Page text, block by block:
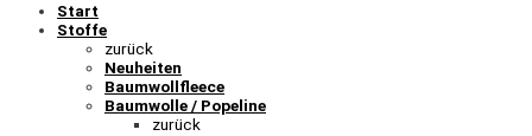
Start
Stoffe
zurück
Neuheiten
Baumwollfleece
Baumwolle / Popeline
zurück